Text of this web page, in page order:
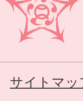
サイトマッ